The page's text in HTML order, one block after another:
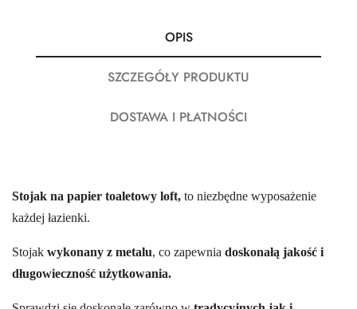
OPIS
SZCZEGÓŁY PRODUKTU
DOSTAWA I PŁATNOŚCI
Stojak na papier toaletowy loft, to niezbędne wyposażenie
każdej łazienki.
Stojak wykonany z metalu, co zapewnia doskonałą jakość i
długowieczność użytkowania.